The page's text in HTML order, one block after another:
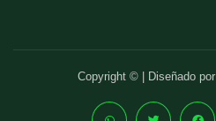
Copyright © | Diseñado por